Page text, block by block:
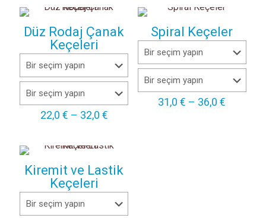
Düz Rodaj Çanak
Keçeleri
22,0 € – 32,0 €Fiyat
-
Spiral Keçeler
31,0€ – 36,0€
Kiremit ve Lastik
Keçeleri